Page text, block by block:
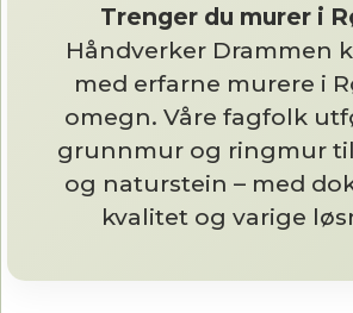
Trenger du murer i
Håndverker Drammen
med erfarne murere i
omegn. Våre fagfolk
grunnmur og ringmur
og naturstein – med
kvalitet og varige